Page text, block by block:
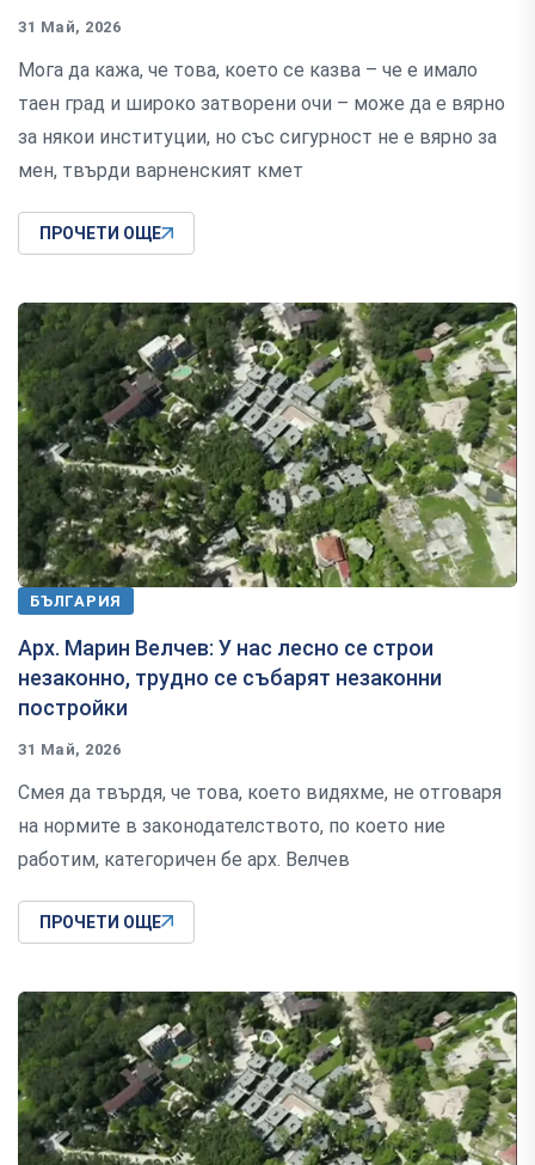
31 Май, 2026
Мога да кажа, че това, което се казва – че е имало
таен град и широко затворени очи – може да е вярно
за някои институции, но със сигурност не е вярно за
мен, твърди варненският кмет
ПРОЧЕТИ ОЩЕ
БЪЛГАРИЯ
Арх. Марин Велчев: У нас лесно се строи
незаконно, трудно се събарят незаконни
постройки
31 Май, 2026
Смея да твърдя, че това, което видяхме, не отговаря
на нормите в законодателството, по което ние
работим, категоричен бе арх. Велчев
ПРОЧЕТИ ОЩЕ